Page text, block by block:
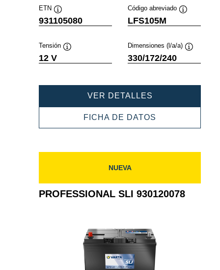
ETN
Información
sobre
931105080
Código abreviado
sobre
LFS105M
Tensión
sobre
12 V
Dimensiones (l/a/a)
sobre
330/172/240
VER DETALLES
931105080
FICHA DE DATOS
NUEVA
PROFESSIONAL SLI 930120078